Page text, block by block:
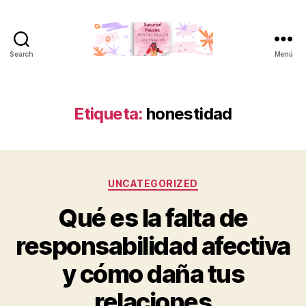
Search Menú
Etiqueta: honestidad
Categorías
UNCATEGORIZED
Qué es la falta de
responsabilidad afectiva
y cómo daña tus